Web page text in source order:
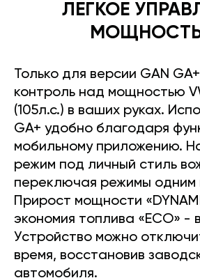
ЛЕГКОЕ
Только для версии GAN
контроль над мощностью
(105л.с.) в ваших руках.
GA+ удобно благодаря
мобильному приложению.
режим под личный стиль
переключая режимы одним
Прирост мощности
экономия топлива «ECO» -
Устройство можно
время, восстановив
автомобиля.